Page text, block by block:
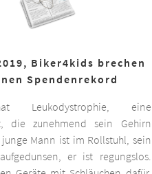
Biker4kids brechen
Spendenrekord
Leukodystrophie, eine
die zunehmend sein Gehirn
Mann ist im Rollstuhl, sein
er ist regungslos.